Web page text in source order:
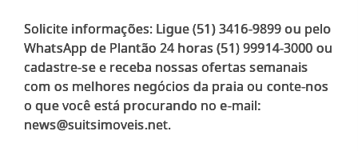
Solicite informações: Ligue (51) 3416-9899 ou pelo
WhatsApp de Plantão 24 horas (51) 99914-3000 ou
cadastre-se e receba nossas ofertas semanais
com os melhores negócios da praia ou conte-nos
o que você está procurando no e-mail: